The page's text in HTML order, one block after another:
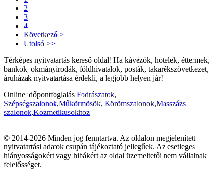
2
3
4
Következő >
Utolsó >>
Térképes nyitvatartás kereső oldal! Ha kávézók, hotelek, éttermek,
bankok, okmányirodák, földhivatalok, posták, takarékszövetkezet,
áruházak nyitvatartása érdekli, a legjobb helyen jár!
Online időpontfoglalás Fodrászatok,
Szépségszalonok,Műkörmösök, Körömszalonok,Masszázs
szalonok,Kozmetikusokhoz
© 2014-2026 Minden jog fenntartva. Az oldalon megjelenített
nyitvatartási adatok csupán tájékoztató jellegűek. Az esetleges
hiányosságokért vagy hibákért az oldal üzemeltetői nem vállalnak
felelősséget.